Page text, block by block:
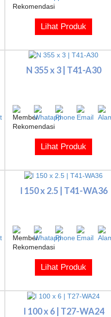
Lihat Produk
N 355 x 3 | T41-A30
Lihat Produk
I 150 x 2.5 | T41-WA36
Lihat Produk
I 100 x 6 | T27-WA24